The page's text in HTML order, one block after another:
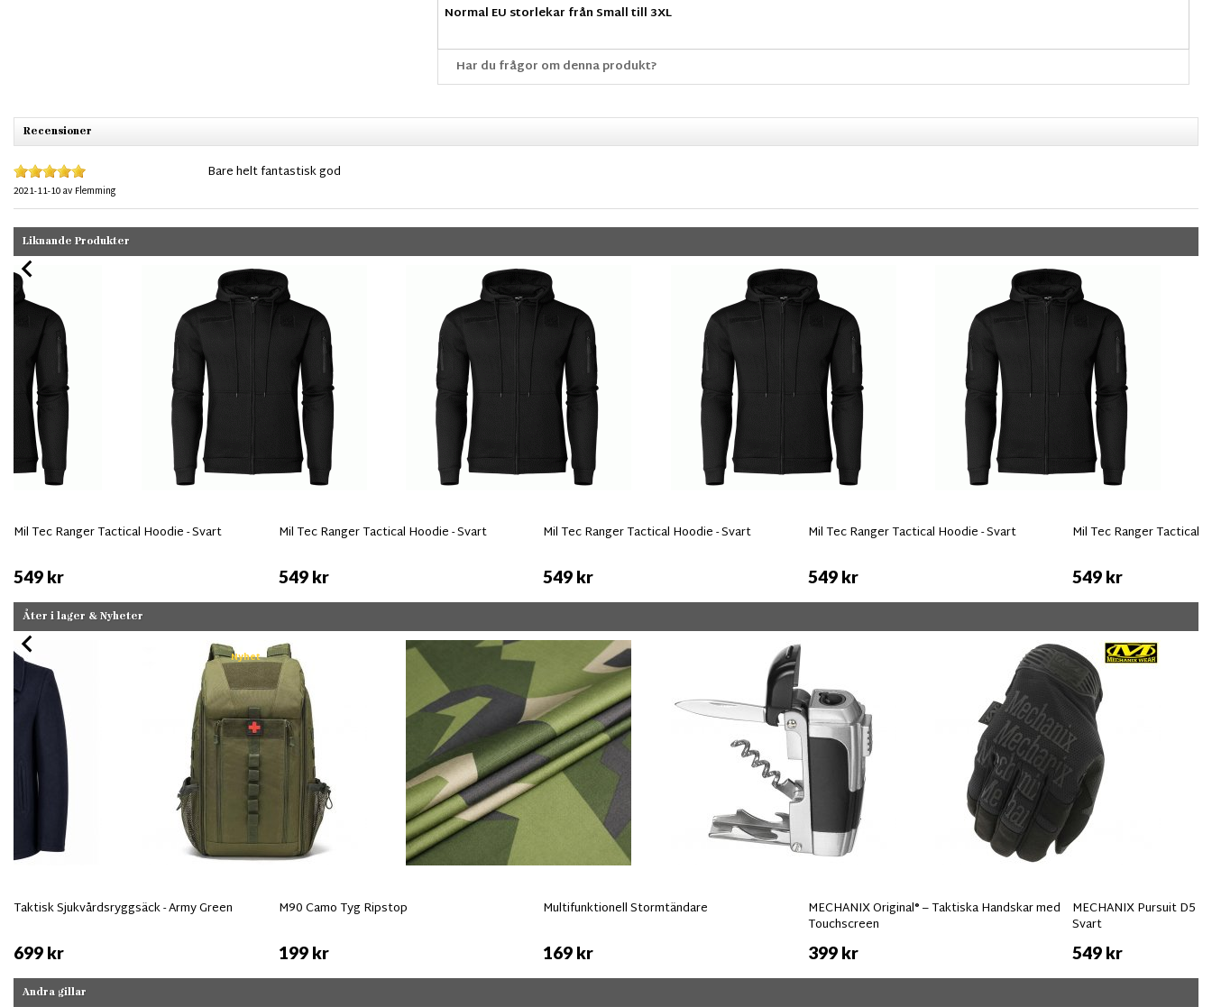
Normal EU storlekar från Small till 3XL
Har du frågor om denna produkt?
Recensioner
2021-11-10av Flemming
Bare helt fantastisk god
Liknande Produkter
Mil Tec Ranger Tactical Hoodie - Svart
549 kr
Mil Tec Ranger Tactical Hoodie - Svart
549 kr
Mil Tec Ranger Tactical Hoodie - Svart
549 kr
Mil Tec Ranger Tactical Hoodie - Svart
549 kr
Mil Tec Ranger Tactical
549 kr
Åter i lager & Nyheter
Nyhet
Taktisk Sjukvårdsryggsäck - Army Green
699 kr
M90 Camo Tyg Ripstop
199 kr
Multifunktionell Stormtändare
169 kr
MECHANIX Original® – Taktiska Handskar med
Touchscreen
399 kr
MECHANIX Pursuit D5
Svart
549 kr
Andra gillar